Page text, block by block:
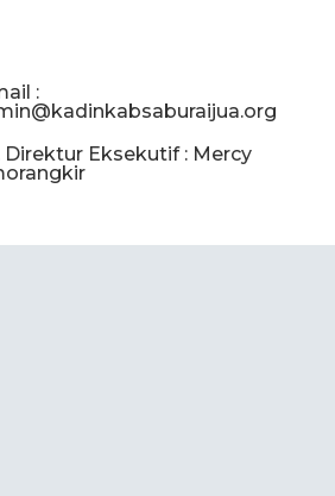
:
Direktur Eksekutif : Mercy